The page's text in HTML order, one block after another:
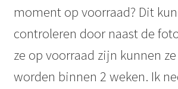
moment op voorraad? Dit
controleren door naast de
ze op voorraad zijn kunnen
worden binnen 2 weken. Ik